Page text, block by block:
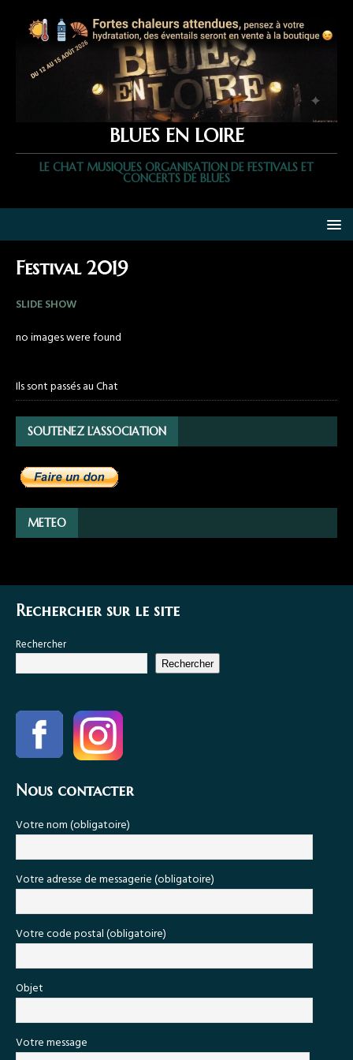
BLUES EN LOIRE
LE CHAT MUSIQUES ORGANISATION DE FESTIVALS ET
CONCERTS DE BLUES
Festival 2019
SLIDE SHOW
no images were found
Ils sont passés au Chat
SOUTENEZ L’ASSOCIATION
METEO
Rechercher sur le site
Rechercher
Rechercher
Nous contacter
Votre nom (obligatoire)
Votre adresse de messagerie (obligatoire)
Votre code postal (obligatoire)
Objet
Votre message